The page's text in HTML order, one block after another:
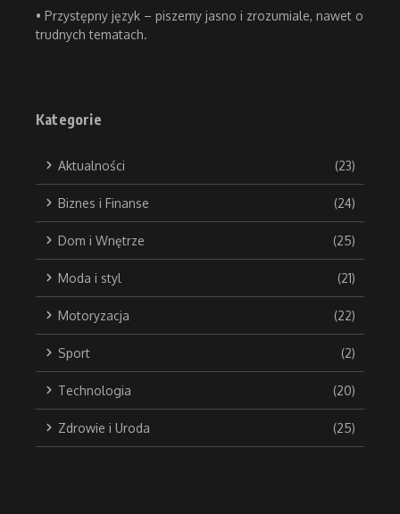
• Przystępny język – piszemy jasno i zrozumiale, nawet o
trudnych tematach.
Kategorie
Aktualności (23)
Biznes i Finanse (24)
Dom i Wnętrze (25)
Moda i styl (21)
Motoryzacja (22)
Sport (2)
Technologia (20)
Zdrowie i Uroda (25)